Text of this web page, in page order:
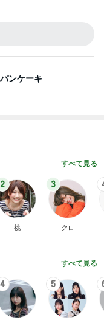
ンケーキ
すべて見る
2
桃
3
クロ
すべて見る
4 5